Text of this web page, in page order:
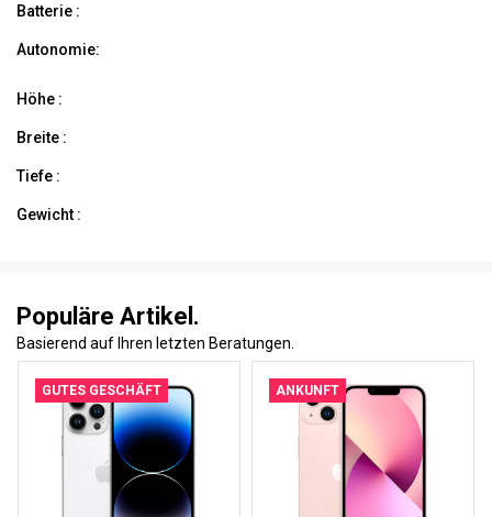
Batterie :
Autonomie:
Höhe :
Breite :
Tiefe :
Gewicht :
Populäre Artikel.
Basierend auf Ihren letzten Beratungen.
GUTES GESCHÄFT ANKUNFT